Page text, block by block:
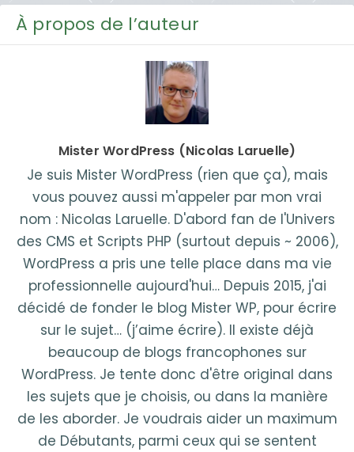
À propos de l’auteur
Mister WordPress (Nicolas Laruelle)
Je suis Mister WordPress (rien que ça), mais
vous pouvez aussi m'appeler par mon vrai
nom : Nicolas Laruelle. D'abord fan de l'Univers
des CMS et Scripts PHP (surtout depuis ~ 2006),
WordPress a pris une telle place dans ma vie
professionnelle aujourd'hui… Depuis 2015, j'ai
décidé de fonder le blog Mister WP, pour écrire
sur le sujet… (j’aime écrire). Il existe déjà
beaucoup de blogs francophones sur
WordPress. Je tente donc d'être original dans
les sujets que je choisis, ou dans la manière
de les aborder. Je voudrais aider un maximum
de Débutants, parmi ceux qui se sentent